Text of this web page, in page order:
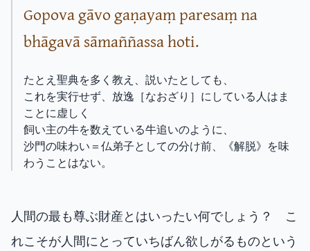
Gopova gāvo gaṇayaṃ paresaṃ na
bhāgavā sāmaññassa hoti.
たとえ聖典を多く教え、説いたとしても、
これを実行せず、放逸［なおざり］にしている人はま
ことに虚しく
飼い主の牛を数えている牛追いのように、
沙門の味わい＝仏弟子としての分け前、《解脱》を味
わうことはない。
人間の最も尊ぶ財産とはいったい何でしょう？ こ
れこそが人間にとっていちばん欲しがるものという